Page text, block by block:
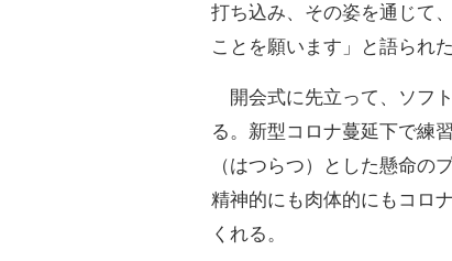
打ち込み、その姿を通じて
ことを願います」と語られた
開会式に先立って、ソフ
る。新型コロナ蔓延下で練
（はつらつ）とした懸命の
精神的にも肉体的にもコロ
くれる。